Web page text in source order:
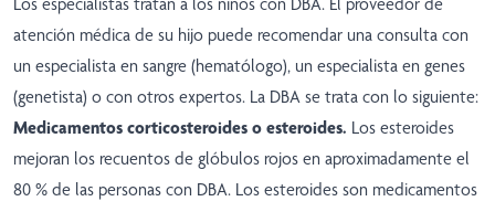
atención médica de su hijo puede recomendar una consulta con
un especialista en sangre (hematólogo), un especialista en genes
(genetista) o con otros expertos. La DBA se trata con lo siguiente:
Medicamentos corticosteroides o esteroides. Los esteroides
mejoran los recuentos de glóbulos rojos en aproximadamente el
80 % de las personas con DBA. Los esteroides son medicamentos